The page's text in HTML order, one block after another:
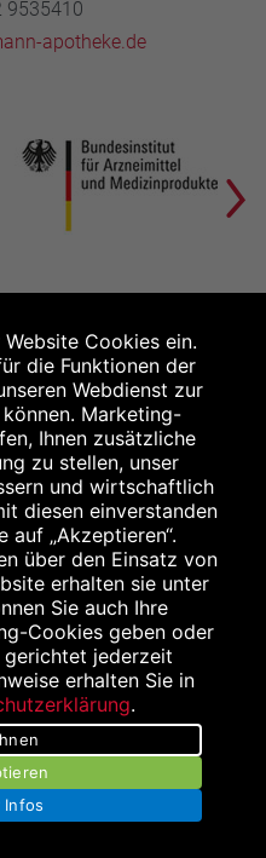
9535410
apotheke.de
Cookies ein.
die Funktionen der
Webdienst zur
Marketing-
Ihnen zusätzliche
zu stellen, unser
und wirtschaftlich
diesen einverstanden
auf „Akzeptieren“.
über den Einsatz von
erhalten sie unter
Sie auch Ihre
Cookies geben oder
jederzeit
erhalten Sie in
.
Infos